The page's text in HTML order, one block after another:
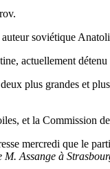
soviétique
actuellement détenu
plus grandes et
et la Commission
mercredi que le
M. Assange à